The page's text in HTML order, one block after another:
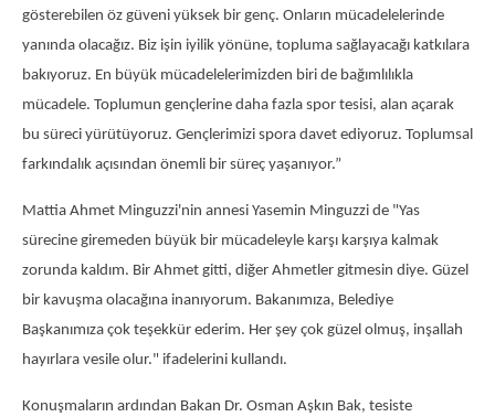
gösterebilen öz güveni yüksek bir genç. Onların mücadelelerinde
yanında olacağız. Biz işin iyilik yönüne, topluma sağlayacağı katkılara
bakıyoruz. En büyük mücadelelerimizden biri de bağımlılıkla
mücadele. Toplumun gençlerine daha fazla spor tesisi, alan açarak
bu süreci yürütüyoruz. Gençlerimizi spora davet ediyoruz. Toplumsal
farkındalık açısından önemli bir süreç yaşanıyor.”
Mattia Ahmet Minguzzi'nin annesi Yasemin Minguzzi de "Yas
sürecine giremeden büyük bir mücadeleyle karşı karşıya kalmak
zorunda kaldım. Bir Ahmet gitti, diğer Ahmetler gitmesin diye. Güzel
bir kavuşma olacağına inanıyorum. Bakanımıza, Belediye
Başkanımıza çok teşekkür ederim. Her şey çok güzel olmuş, inşallah
hayırlara vesile olur." ifadelerini kullandı.
Konuşmaların ardından Bakan Dr. Osman Aşkın Bak, tesiste